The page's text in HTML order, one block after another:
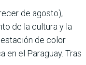
de agosto),
de la cultura y la
estación de color
en el Paraguay. Tras